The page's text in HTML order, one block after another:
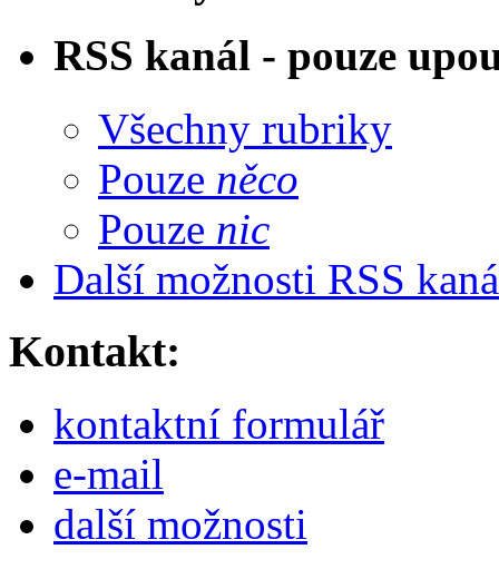
RSS kanál - pouze
Všechny rubriky
Pouze něco
Pouze nic
Další možnosti RSS
Kontakt:
kontaktní formulář
e-mail
další možnosti